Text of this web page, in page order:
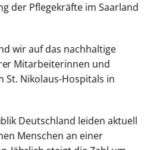
der Pflegekräfte im Saarland
wir auf das nachhaltige
Mitarbeiterinnen und
St. Nikolaus-Hospitals in
Deutschland leiden aktuell
Menschen an einer